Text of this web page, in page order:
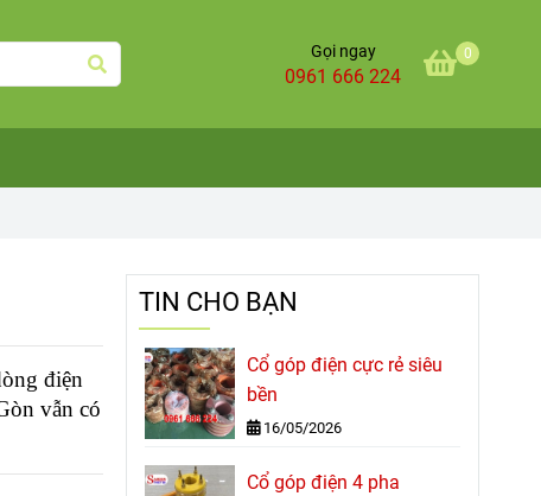
Gọi ngay
0961 666 224
0
điện
vẫn có
TIN CHO BẠN
Cổ góp điện cực rẻ siêu
bền
16/05/2026
Cổ góp điện 4 pha